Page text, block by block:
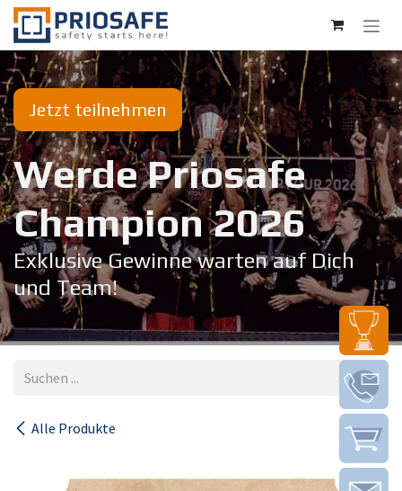
Zum Inhalt springen
Jetzt teilnehmen
Werde Priosafe
Champion 20​26
Exklusive Gewinne warten auf Dich
und Team!
Alle Produkte